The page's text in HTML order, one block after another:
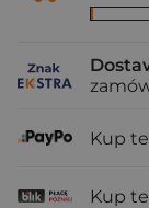
Kup
Kup